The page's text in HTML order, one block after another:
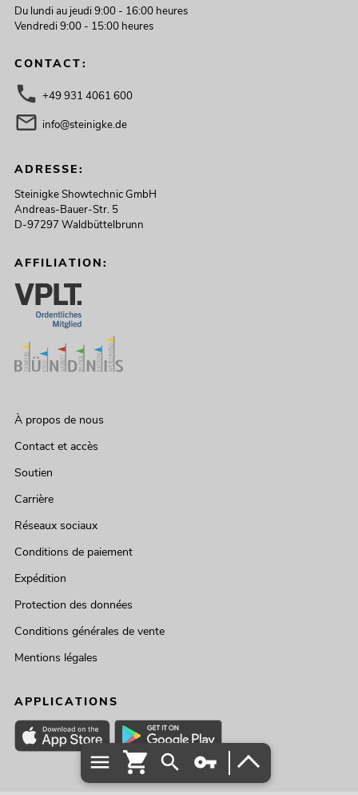
Du lundi au jeudi 9:00 - 16:00 heures
Vendredi 9:00 - 15:00 heures
CONTACT:
+49 931 4061 600
info@steinigke.de
ADRESSE:
Steinigke Showtechnic GmbH
Andreas-Bauer-Str. 5
D-97297 Waldbüttelbrunn
AFFILIATION:
À propos de nous
Contact et accès
Soutien
Carrière
Réseaux sociaux
Conditions de paiement
Expédition
Protection des données
Conditions générales de vente
Mentions légales
APPLICATIONS